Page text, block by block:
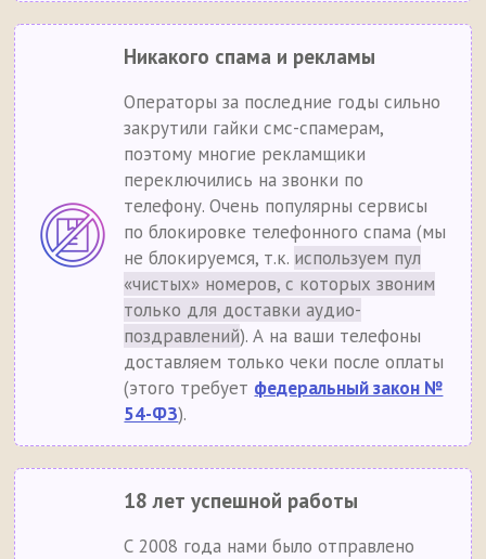
Никакого спама и рекламы
Операторы за последние годы сильно
закрутили гайки смс-спамерам,
поэтому многие рекламщики
переключились на звонки по
телефону. Очень популярны сервисы
по блокировке телефонного спама (мы
не блокируемся, т.к. используем пул
«чистых» номеров, с которых звоним
только для доставки аудио-
поздравлений). А на ваши телефоны
доставляем только чеки после оплаты
(этого требует федеральный закон №
54-ФЗ).
18 лет успешной работы
С 2008 года нами было отправлено